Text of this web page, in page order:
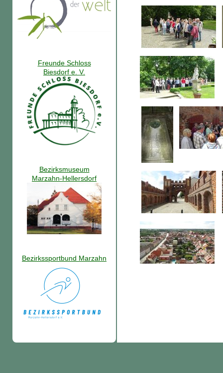
Freunde Schloss
Biesdorf e. V.
Bezirksmuseum
Marzahn-Hellersdorf
Bezirkssportbund Marzahn